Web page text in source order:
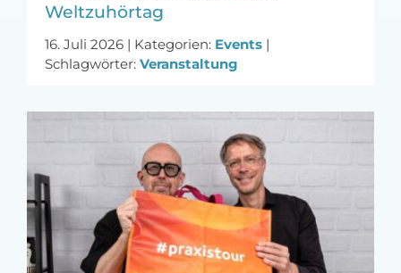
Weltzuhörtag
16. Juli 2026 | Kategorien: Events |
Schlagwörter: Veranstaltung